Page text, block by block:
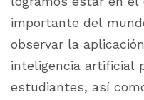
importante del
observar la
inteligencia artificial
estudiantes, así